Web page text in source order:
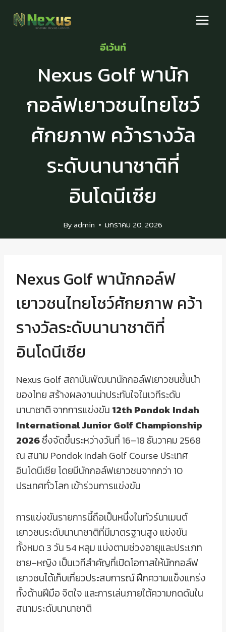
อีเว้นท์
Nexus Golf พานัก
กอล์ฟเยาวชนไทยโชว์
ศักยภาพ คว้ารางวัล
ระดับนานาชาติที่
อินโดนีเซีย
Byadmin มกราคม 20, 2026
Nexus Golf พานักกอล์ฟ
เยาวชนไทยโชว์ศักยภาพ คว้า
รางวัลระดับนานาชาติที่
อินโดนีเซีย
Nexus Golf สถาบันพัฒนานักกอล์ฟเยาวชนชั้นนำ
ของไทย สร้างผลงานน่าประทับใจในเวทีระดับ
นานาชาติ จากการแข่งขัน 12th Pondok Indah
International Junior Golf Championship
2026ซึ่งจัดขึ้นระหว่างวันที่ 16–18 ธันวาคม 2568
ณ สนาม Pondok Indah Golf Course ประเทศ
อินโดนีเซีย โดยมีนักกอล์ฟเยาวชนจากกว่า 10
ประเทศทั่วโลก เข้าร่วมการแข่งขัน
การแข่งขันรายการนี้ถือเป็นหนึ่งในทัวร์นาเมนต์
เยาวชนระดับนานาชาติที่มีมาตรฐานสูง แข่งขัน
ทั้งหมด 3 วัน 54 หลุม แบ่งตามช่วงอายุและประเภท
ชาย–หญิง เป็นเวทีสำคัญที่เปิดโอกาสให้นักกอล์ฟ
เยาวชนได้เก็บเกี่ยวประสบการณ์ ฝึกความแข็งแกร่ง
ทั้งด้านฝีมือ จิตใจ และการเล่นภายใต้ความกดดันใน
สนามระดับนานาชาติ